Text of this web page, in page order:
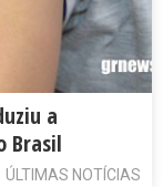
a
Brasil
ÚLTIMAS NOTÍCIAS